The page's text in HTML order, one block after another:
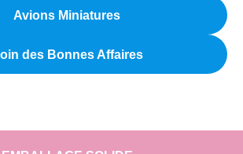
Avions Miniatures
des Bonnes Affaires